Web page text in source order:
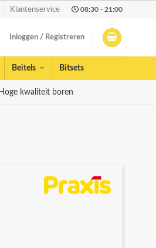
Klantenservice 08:30 - 21:00
Inloggen / Registreren
Beitels Bitsets
Hoge kwaliteit boren